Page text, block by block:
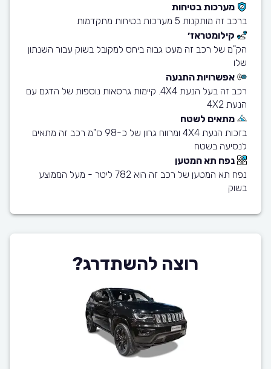
מערכות בטיחות
ברכב זה מותקנות 5 מערכות בטיחות מתקדמות
קילומטראז׳
הק"מ של רכב זה מעט גבוה ביחס למקובל בשוק עבור השנתון
שלו
אפשרויות התנעה
רכב זה בעל הנעת 4X4. קיימות גרסאות נוספות של הדגם עם
הנעת 4X2
מתאים לשטח
בזכות הנעת 4X4 ומרווח גחון של כ-98 ס"מ רכב זה מתאים
לנסיעה בשטח
נפח תא המטען
נפח תא המטען של רכב זה הוא 782 ליטר - מעל הממוצע
בשוק
רוצה להשתדרג?